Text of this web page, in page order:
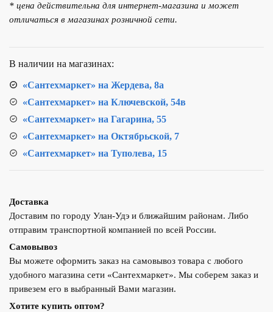
комбинированный
с
20х1/2"
PPR
* цена действительна для интернет-магазина и может
отличаться в магазинах розничной сети.
В наличии на магазинах:
«Сантехмаркет» на Жердева, 8а
«Сантехмаркет» на Ключевской, 54в
«Сантехмаркет» на Гагарина, 55
«Сантехмаркет» на Октябрьской, 7
«Сантехмаркет» на Туполева, 15
Доставка
Доставим по городу Улан-Удэ и ближайшим районам. Либо
отправим транспортной компанией по всей России.
Самовывоз
Вы можете оформить заказ на самовывоз товара с любого
удобного магазина сети «Сантехмаркет». Мы соберем заказ и
привезем его в выбранный Вами магазин.
Хотите купить оптом?